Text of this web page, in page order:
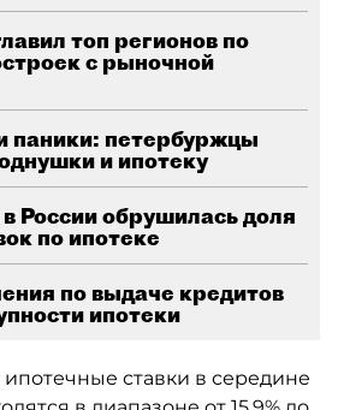
топ регионов по
с рыночной
паники: петербуржцы
и ипотеку
России обрушилась доля
по ипотеке
по выдаче кредитов
ипотеки
ставки в середине